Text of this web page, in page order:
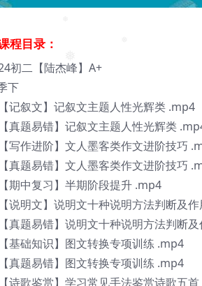
❅
❅
程目录：
初二【陆杰峰】A+
下
记叙文】记叙文主题人性光辉类 .mp4
真题易错】记叙文主题人性光辉类
写作进阶】文人墨客类作文进阶技巧
真题易错】文人墨客类作文进阶技巧
期中复习】半期阶段提升 .mp4
说明文】说明文十种说明方法判断及
真题易错】说明文十种说明方法判断
基础知识】图文转换专项训练 .mp4
真题易错】图文转换专项训练 .mp4
诗歌鉴赏】学习常见手法鉴赏诗歌五